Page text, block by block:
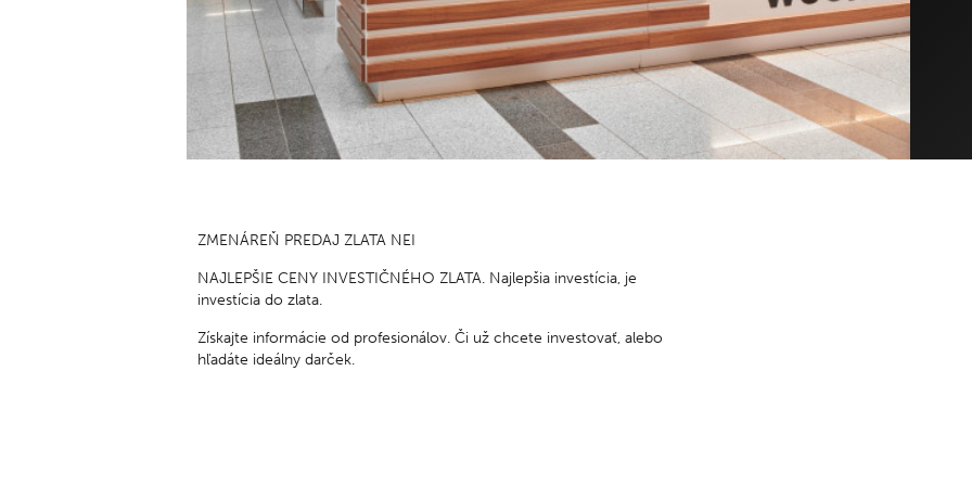
so – ne: 8.00 – 22.00
NAY ELEKTRODOM
po – ne: 9.00 – 21.00
so – ne: 16.00 – 22.00
DETSKÝ KÚTIK - TIME OUT
po – ne: 9.00 – 21.00
ZMENÁREŇ PREDAJ ZLATA NEI
NAJLEPŠIE CENY INVESTIČNÉHO ZLATA. Najlepšia investícia, je
investícia do zlata.
Získajte informácie od profesionálov. Či už chcete investovať, alebo
hľadáte ideálny darček.